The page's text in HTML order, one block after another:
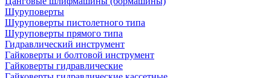
Шуруповерты
Шуруповерты пистолетного типа
Шуруповерты прямого типа
Гидравлический инструмент
Гайковерты и болтовой инструмент
Гайковерты гидравлические